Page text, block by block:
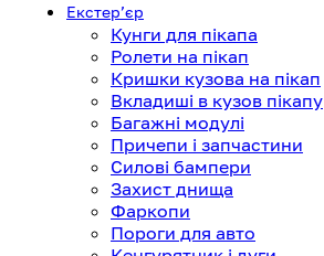
Екстерʼєр
Кунги для пікапа
Ролети на пікап
Кришки кузова на пікап
Вкладиші в кузов пікапу
Багажні модулі
Причепи і запчастини
Силові бампери
Захист днища
Фаркопи
Пороги для авто